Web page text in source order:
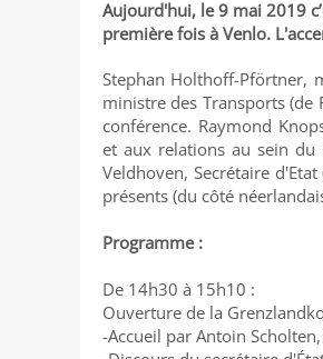
Aujourd'hui, le 9 mai 2019
première fois à Venlo.
Stephan Holthoff-Pförtner,
ministre des Transports (de
conférence. Raymond
et aux relations au sein du
Veldhoven, Secrétaire
présents (du côté
Programme :
De 14h30 à 15h10 :
Ouverture de la
-Accueil par Antoin